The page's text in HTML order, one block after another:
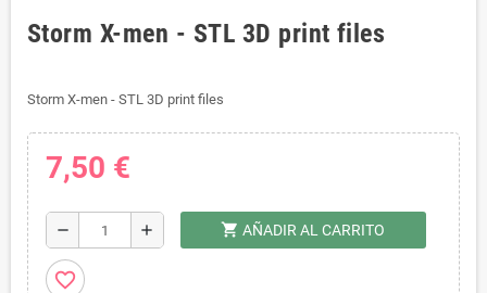
Storm X-men - STL 3D print files
Storm X-men - STL 3D print files
7,50 €
remove add shopping_cart AÑADIR AL CARRITO
favorite_border